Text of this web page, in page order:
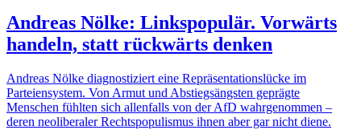
Andreas Nölke: Linkspopulär. Vorwärts
handeln, statt rückwärts denken
Andreas Nölke diagnostiziert eine Repräsentationslücke im
Parteiensystem. Von Armut und Abstiegsängsten geprägte
Menschen fühlten sich allenfalls von der AfD wahrgenommen –
deren neoliberaler Rechtspopulismus ihnen aber gar nicht diene.